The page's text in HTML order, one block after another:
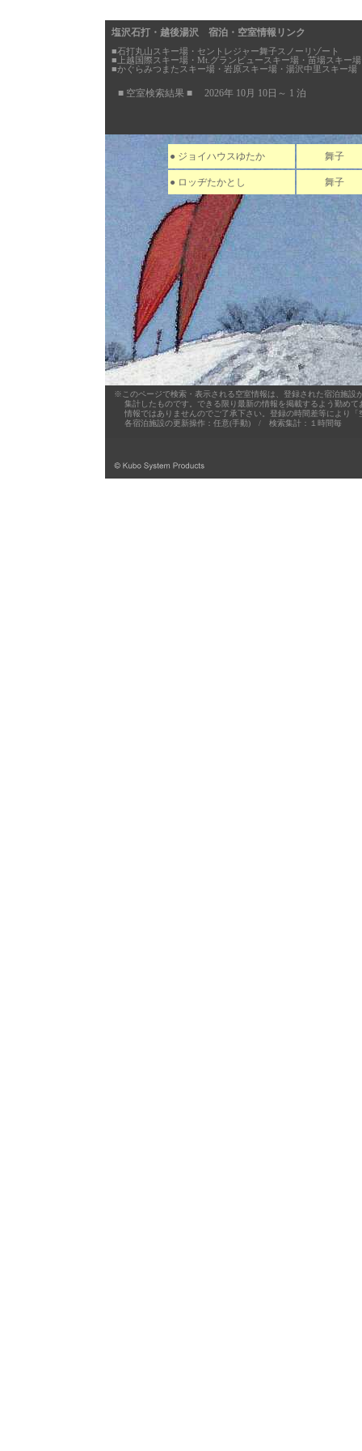
塩沢石打・越後湯沢 宿泊・空室情報リンク
■石打丸山スキー場・セントレジャー舞子スノーリゾート
■上越国際スキー場・Mt.グランビュースキー場・苗場スキー場
■かぐらみつまたスキー場・岩原スキー場・湯沢中里スキー場
■ 空室検索結果 ■ 2026年 10月 10日～ 1 泊
● ジョイハウスゆたか 舞子
● ロッヂたかとし 舞子
※このページで検索・表示される空室情報は、登録された宿泊施設
集計したものです。できる限り最新の情報を掲載するよう勤めて
情報ではありませんのでご了承下さい。登録の時間差等により「
各宿泊施設の更新操作：任意(手動) / 検索集計：１時間毎